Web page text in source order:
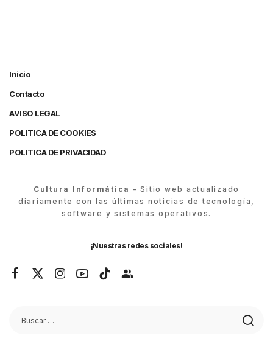
Inicio
Contacto
AVISO LEGAL
POLITICA DE COOKIES
POLITICA DE PRIVACIDAD
Cultura Informática – Sitio web actualizado
diariamente con las últimas noticias de tecnología,
software y sistemas operativos.
¡Nuestras redes sociales!